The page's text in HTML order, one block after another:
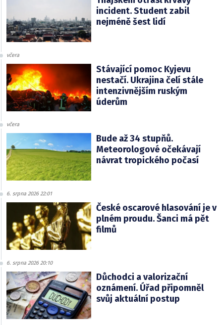
incident. Student zabil
nejméně šest lidí
včera
Stávající pomoc Kyjevu
nestačí. Ukrajina čelí stále
intenzivnějším ruským
úderům
včera
Bude až 34 stupňů.
Meteorologové očekávají
návrat tropického počasí
6. srpna 2026 22:01
České oscarové hlasování je v
plném proudu. Šanci má pět
filmů
6. srpna 2026 20:10
Důchodci a valorizační
oznámení. Úřad připomněl
svůj aktuální postup